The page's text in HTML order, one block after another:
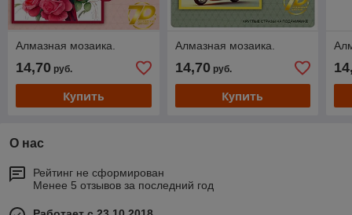
Алмазная мозаика.
14,70 руб.
Купить
Алмазная мозаика.
14,70руб.
Купить
О нас
Рейтинг не сформирован
Менее 5 отзывов за последний год